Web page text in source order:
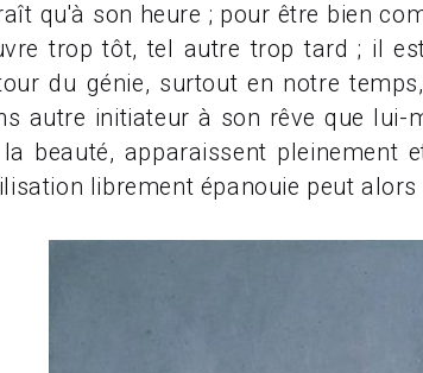
qu'à son heure ; pour être bien
trop tôt, tel autre trop tard ; il
du génie, surtout en notre
autre initiateur à son rêve que lui-
beauté, apparaissent pleinement
librement épanouie peut